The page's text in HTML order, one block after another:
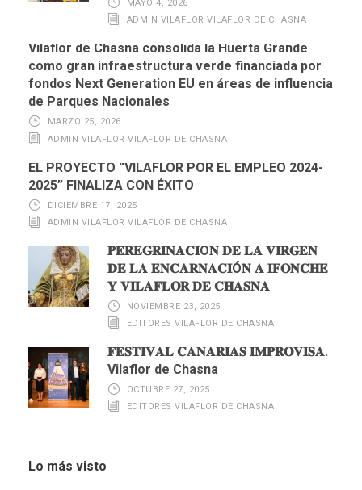
MAYO 4, 2026
ADMIN VILAFLOR VILAFLOR DE CHASNA
Vilaflor de Chasna consolida la Huerta Grande
como gran infraestructura verde financiada por
fondos Next Generation EU en áreas de influencia
de Parques Nacionales
MARZO 25, 2026
ADMIN VILAFLOR VILAFLOR DE CHASNA
EL PROYECTO “VILAFLOR POR EL EMPLEO 2024-
2025” FINALIZA CON ÉXITO
DICIEMBRE 17, 2025
ADMIN VILAFLOR VILAFLOR DE CHASNA
𝐏𝐄𝐑𝐄𝐆𝐑𝐈𝐍𝐀𝐂𝐈Ó𝐍 𝐃𝐄 𝐋𝐀 𝐕𝐈𝐑𝐆𝐄𝐍
𝐃𝐄 𝐋𝐀 𝐄𝐍𝐂𝐀𝐑𝐍𝐀𝐂𝐈Ó𝐍 𝐀 𝐈𝐅𝐎𝐍𝐂𝐇𝐄
𝐘 𝐕𝐈𝐋𝐀𝐅𝐋𝐎𝐑 𝐃𝐄 𝐂𝐇𝐀𝐒𝐍𝐀
NOVIEMBRE 23, 2025
EDITORES VILAFLOR DE CHASNA
𝐅𝐄𝐒𝐓𝐈𝐕𝐀𝐋 𝐂𝐀𝐍𝐀𝐑𝐈𝐀𝐒 𝐈𝐌𝐏𝐑𝐎𝐕𝐈𝐒𝐀.
Vilaflor de Chasna
OCTUBRE 27, 2025
EDITORES VILAFLOR DE CHASNA
Lo más visto